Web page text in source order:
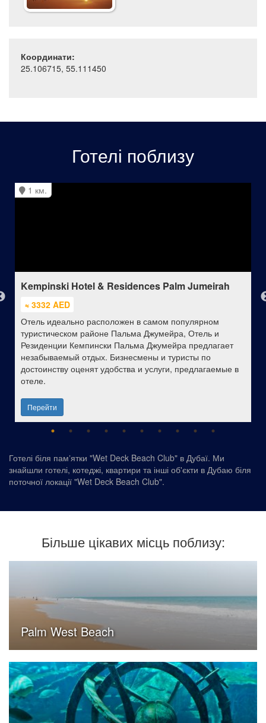
Координати:
25.106715, 55.111450
Готелі поблизу
1 км.
Kempinski Hotel & Residences Palm Jumeirah
≈ 3332 AED
Отель идеально расположен в самом популярном
туристическом районе Пальма Джумейра, Отель и
Резиденции Кемпински Пальма Джумейра предлагает
незабываемый отдых. Бизнесмены и туристы по
достоинству оценят удобства и услуги, предлагаемые в
отеле.
Перейти
Готелі біля памʼятки "Wet Deck Beach Club" в Дубаї. Ми
знайшли готелі, котеджі, квартири та інші об'єкти в Дубаю біля
поточної локації "Wet Deck Beach Club".
Більше цікавих місць поблизу:
Palm West Beach